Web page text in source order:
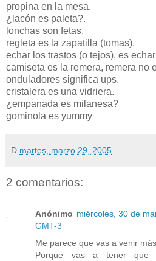
propina en la mesa.
¿lacón es paleta?.
lonchas son fetas.
regleta es la zapatilla (tomas).
echar los trastos (o tejos), es
camiseta es la remera, remera no
onduladores significa ups.
cristalera es una vidriera.
¿empanada es milanesa?
gominola es yummy
Ð martes, marzo 29, 2005
2 comentarios:
Anónimo miércoles, 30 de
GMT-3
Me parece que vas a venir
Porque vas a tener que